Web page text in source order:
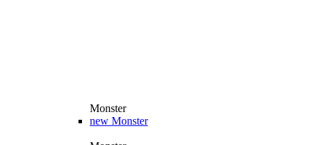
Monster
new Monster